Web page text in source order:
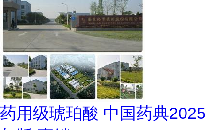
药用级琥珀酸 中国药典2025